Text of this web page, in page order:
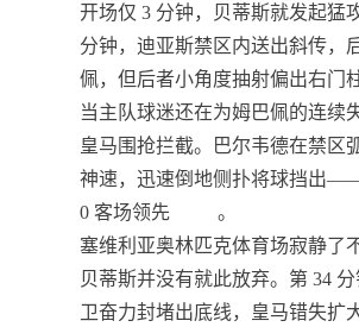
开场仅 3 分钟，贝蒂斯就发起猛
分钟，迪亚斯禁区内送出斜传，
佩，但后者小角度抽射偏出右门
当主队球迷还在为姆巴佩的连续
皇马围抢拦截。巴尔韦德在禁区
神速，迅速倒地侧扑将球挡出
0 客场领先
。
塞维利亚奥林匹克体育场寂静了
贝蒂斯并没有就此放弃。第 34
卫奋力封堵出底线，皇马错失扩